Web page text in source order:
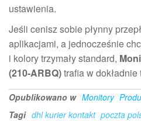
ustawienia.
Jeśli cenisz sobie płynny
aplikacjami, a jednocześnie
i kolory trzymały standard,
(210-ARBQ)trafia w
Opublikowano w Monitory
Tagi dhl kurier kontakt poczta